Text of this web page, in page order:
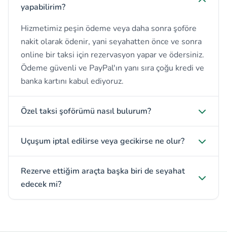
yapabilirim?
Hizmetimiz peşin ödeme veya daha sonra şoföre
nakit olarak ödenir, yani seyahatten önce ve sonra
online bir taksi için rezervasyon yapar ve ödersiniz.
Ödeme güvenli ve PayPal'ın yanı sıra çoğu kredi ve
banka kartını kabul ediyoruz.
Özel taksi şoförümü nasıl bulurum?
Uçuşum iptal edilirse veya gecikirse ne olur?
Rezerve ettiğim araçta başka biri de seyahat
edecek mi?